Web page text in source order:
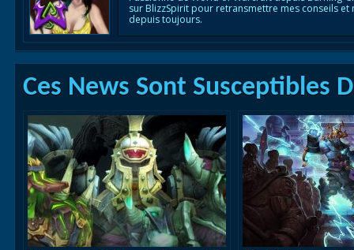
sur BlizzSpirit pour retransmettre mes conseils
depuis toujours.
Ces News Sont Susceptibles